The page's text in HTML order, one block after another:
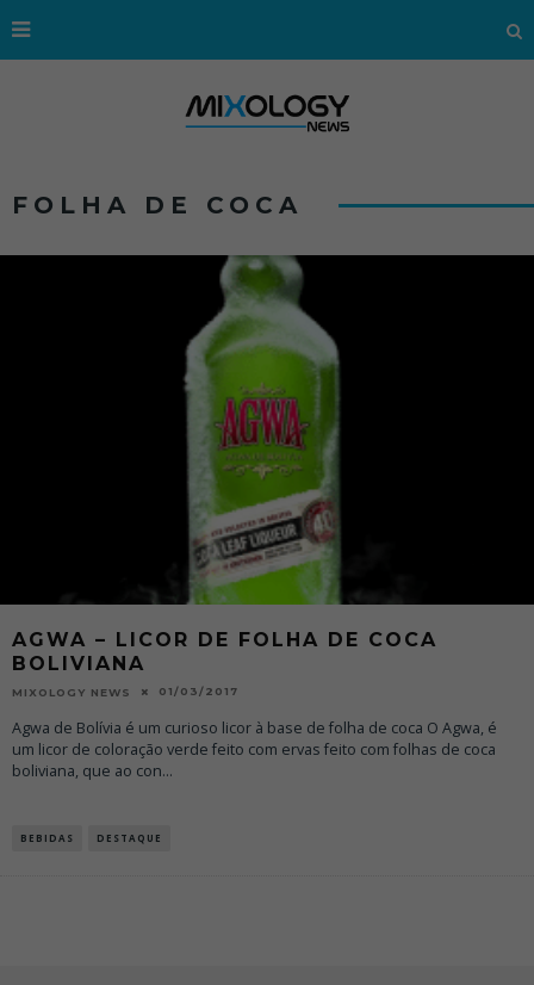
FOLHA DE COCA
AGWA – LICOR DE FOLHA DE COCA
BOLIVIANA
MIXOLOGY NEWS 01/03/2017
Agwa de Bolívia é um curioso licor à base de folha de coca O Agwa, é
um licor de coloração verde feito com ervas feito com folhas de coca
boliviana, que ao con...
BEBIDAS DESTAQUE